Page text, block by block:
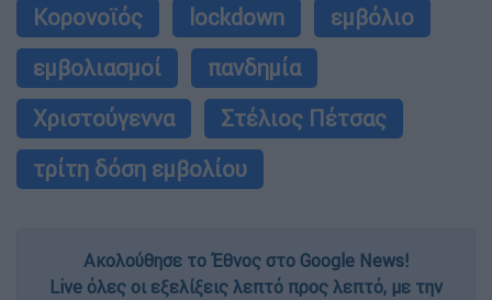
Κορονοϊός lockdown
εμβόλιο
εμβολιασμοί
πανδημία
Χριστούγεννα
Στέλιος Πέτσας
τρίτη δόση εμβολίου
Ακολούθησε το Έθνος στο Google News!
Live όλες οι εξελίξεις λεπτό προς λεπτό, με την